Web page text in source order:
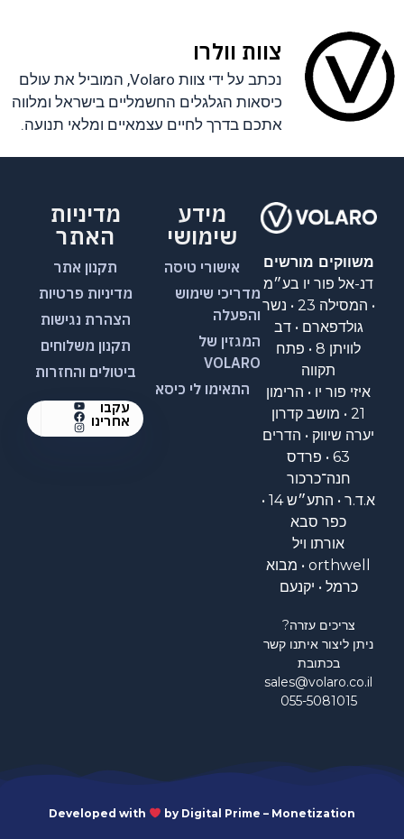
צוות וולרו
נכתב על ידי צוות Volaro, המוביל את עולם
כיסאות הגלגלים החשמליים בישראל ומלווה
אתכם בדרך לחיים עצמאיים ומלאי תנועה.
משווקים מורשים
דנ-אל פור יו בע״מ
• המסילה 23 • נשר
גולדפארם • דב
לוויתן 8 • פתח
תקווה
איזי פור יו • הרימון
21 • מושב קדרון
יערה שיווק • הדרים
63 • פרדס
חנה־כרכור
א.ד.ר • התע״ש 14 •
כפר סבא
אורתו ויל
orthwell • מבוא
כרמל • יקנעם
צריכים עזרה?
ניתן ליצור איתנו קשר
בכתובת
sales@volaro.co.il
055-5081015
מידע
שימושי
אישורי טיסה
מדריכי שימוש
והפעלה
המגזין של
VOLARO
התאימו לי כיסא
מדיניות
האתר
תקנון אתר
מדיניות פרטיות
הצהרת נגישות
תקנון משלוחים
ביטולים והחזרות
עקבו
אחרינו
Developed with by Digital Prime – Monetization